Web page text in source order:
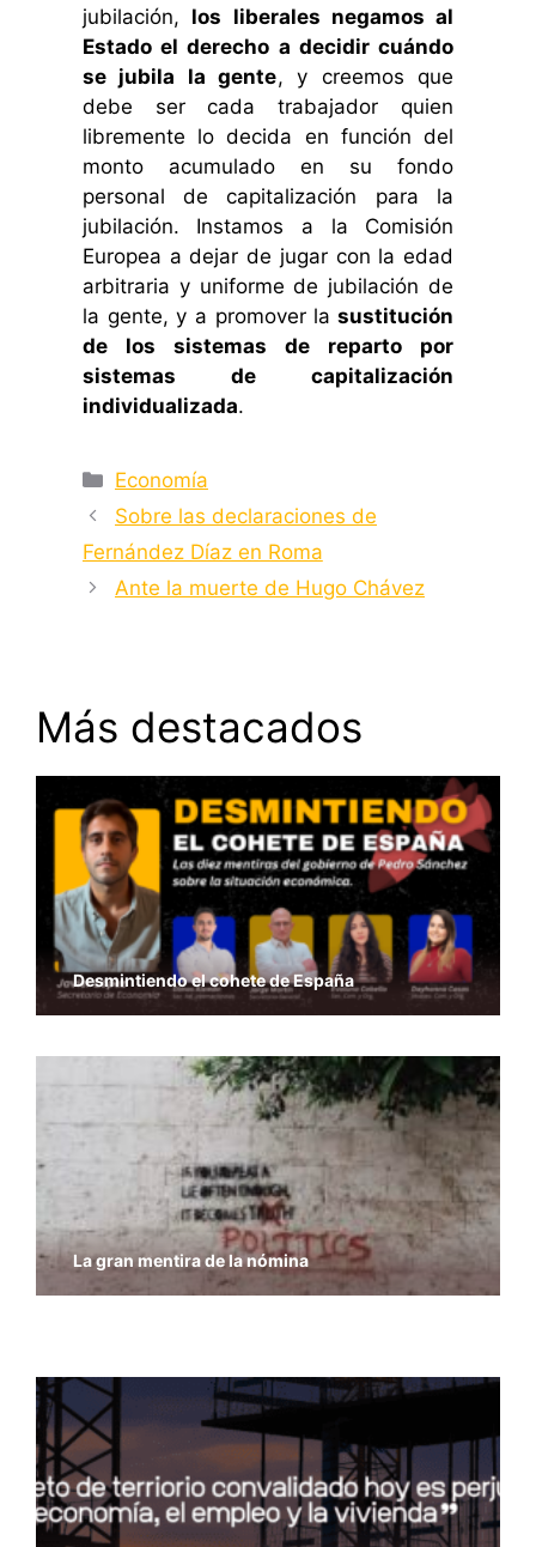
jubilación, los liberales negamos al
Estado el derecho a decidir cuándo
se jubila la gente, y creemos que
debe ser cada trabajador quien
libremente lo decida en función del
monto acumulado en su fondo
personal de capitalización para la
jubilación. Instamos a la Comisión
Europea a dejar de jugar con la edad
arbitraria y uniforme de jubilación de
la gente, y a promover la sustitución
de los sistemas de reparto por
sistemas de capitalización
individualizada.
Categorías
Economía
Sobre las declaraciones de
Fernández Díaz en Roma
Ante la muerte de Hugo Chávez
Más destacados
Desmintiendo el cohete de España
La gran mentira de la nómina
Economía y Libertad – Previsiones del PIB del
FMI